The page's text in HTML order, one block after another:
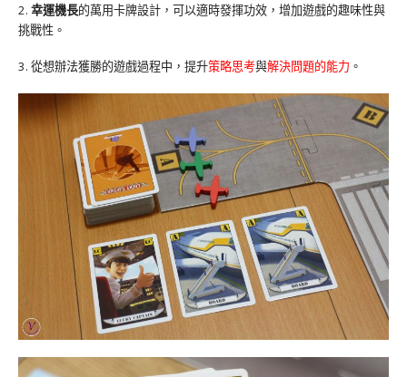
2. 幸運機長的萬用卡牌設計，可以適時發揮功效，增加遊戲的趣味性與
挑戰性。
3. 從想辦法獲勝的遊戲過程中，提升策略思考與解決問題的能力 。